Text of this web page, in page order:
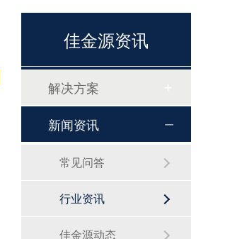
佳金源资讯
解决方案
新闻资讯
常见问答
行业资讯
佳金源动态